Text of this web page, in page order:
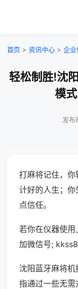
首页 > 资讯中心 > 企业
轻松制胜!沈
模
发布
打麻将记住，
计好的人生；
点信任。
若你在仪器使
加微信号;
沈阳蓝牙麻将
指通过一些无